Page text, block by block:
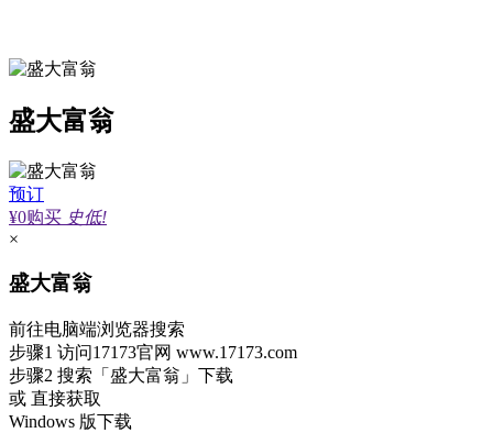
盛大富翁
预订
¥0购买 史低!
×
盛大富翁
前往电脑端浏览器搜索
步骤1 访问17173官网 www.17173.com
步骤2 搜索 「盛大富翁」 下载
或 直接获取
Windows 版下载